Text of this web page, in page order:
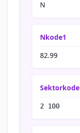
N
Nkode1
82.99
Sektorkode
2 100